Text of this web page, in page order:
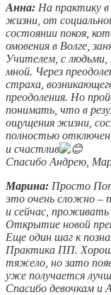
Анна: На практику
жизни, от
состоянии покоя,
омовения в Волге,
Учителем, с людьми,
мной. Через
страха,
преодоления. Но
понимать, что в
ощущения жизни,
полностью
и счастлив
Спасибо Андрею,
Марина: Просто
это очень сложно –
и сейчас, проживать
Открытие новой
Еще один шаг к
Практика ПП.
тяжело, но зато
уже получается
Спасибо девочкам и